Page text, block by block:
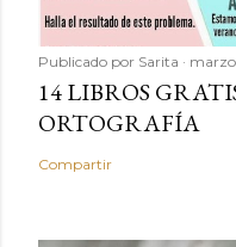
Publicado por Sarita marzo
14 LIBROS
ORTOGRAFÍA
Compartir